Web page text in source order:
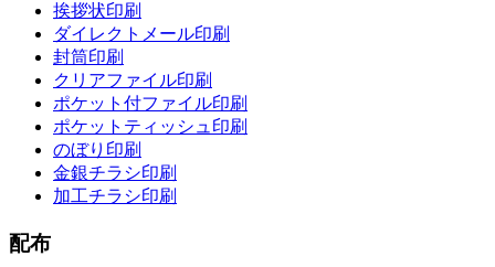
挨拶状印刷
ダイレクトメール印刷
封筒印刷
クリアファイル印刷
ポケット付ファイル印刷
ポケットティッシュ印刷
のぼり印刷
金銀チラシ印刷
加工チラシ印刷
配布